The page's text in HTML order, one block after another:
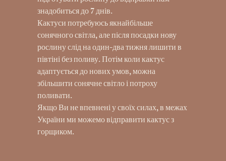
знадобиться до 7 днів.
Кактуси потребуюсь якнайбільше
сонячного світла, але після посадки нову
рослину слід на один-два тижня лишити в
півтіні без поливу. Потім коли кактус
адаптується до нових умов, можна
збільшити сонячне світло і потроху
поливати.
Якщо Ви не впевнені у своїх силах, в межах
України ми можемо відправити кактус з
горщиком.